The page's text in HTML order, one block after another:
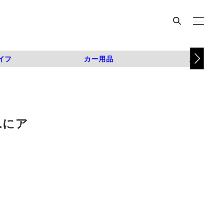
フ カー用品 カスタム
ア